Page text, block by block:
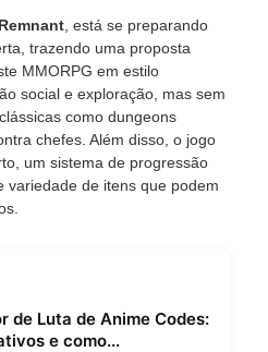
, está se preparando
trazendo uma proposta
MMORPG em estilo
social e exploração, mas sem
como dungeons
chefes. Além disso, o jogo
um sistema de progressão
variedade de itens que podem
de Luta de Anime Codes:
e como...